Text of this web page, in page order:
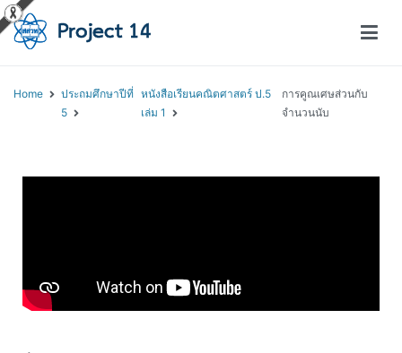
Home
ประถมศึกษาปีที่
5
หนังสือเรียนคณิตศาสตร์ ป.5
เล่ม 1
การคูณเศษส่วนกับ
จำนวนนับ